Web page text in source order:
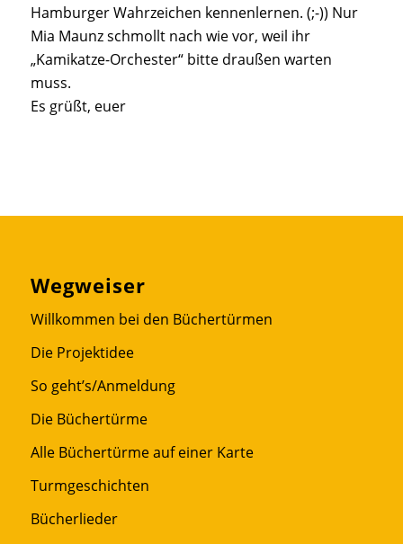
Hamburger Wahrzeichen kennenlernen. (;-)) Nur
Mia Maunz schmollt nach wie vor, weil ihr
„Kamikatze-Orchester“ bitte draußen warten
muss.
Es grüßt, euer
Wegweiser
Willkommen bei den Büchertürmen
Die Projektidee
So geht’s/Anmeldung
Die Büchertürme
Alle Büchertürme auf einer Karte
Turmgeschichten
Bücherlieder